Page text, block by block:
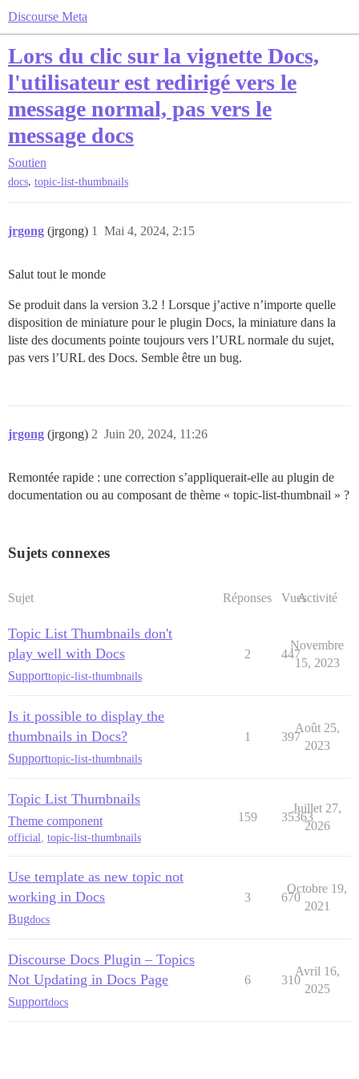
Discourse Meta
Lors du clic sur la vignette Docs,
l'utilisateur est redirigé vers le
message normal, pas vers le
message docs
Soutien
docs, topic-list-thumbnails
jrgong (jrgong) Mai 4, 2024, 2:15
1
Salut tout le monde
Se produit dans la version 3.2 ! Lorsque j’active n’importe quelle
disposition de miniature pour le plugin Docs, la miniature dans la
liste des documents pointe toujours vers l’URL normale du sujet,
pas vers l’URL des Docs. Semble être un bug.
jrgong (jrgong) Juin 20, 2024, 11:26
2
Remontée rapide : une correction s’appliquerait-elle au plugin de
documentation ou au composant de thème « topic-list-thumbnail » ?
Sujets connexes
Sujet Réponses VuesActivité
Topic List Thumbnails don't
play well with Docs
Supporttopic-list-thumbnails
2 447
Novembre
15, 2023
Is it possible to display the
thumbnails in Docs?
Supporttopic-list-thumbnails
1 397
Août 25,
2023
Topic List Thumbnails
Theme component
official, topic-list-thumbnails
159 35363
Juillet 27,
2026
Use template as new topic not
working in Docs
Bugdocs
3 670
Octobre 19,
2021
Discourse Docs Plugin – Topics
Not Updating in Docs Page
Supportdocs
6 310
Avril 16,
2025